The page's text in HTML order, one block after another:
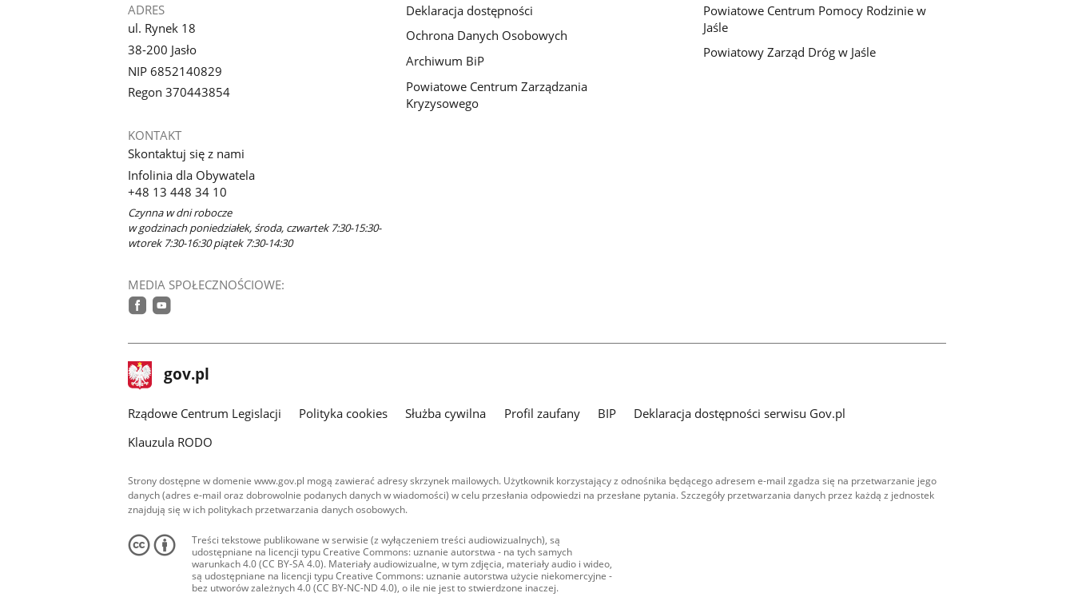
ADRES
ul. Rynek 18
38-200 Jasło
NIP 6852140829
Regon 370443854
KONTAKT
Skontaktuj się z nami
Infolinia dla Obywatela
+48 13 448 34 10
Czynna w dni robocze
w godzinach poniedziałek, środa, czwartek 7:30-15:30-
wtorek 7:30-16:30 piątek 7:30-14:30
MEDIA SPOŁECZNOŚCIOWE:
Deklaracja dostępności
Ochrona Danych Osobowych
Archiwum BiP
Powiatowe Centrum Zarządzania
Kryzysowego
Powiatowe Centrum Pomocy Rodzinie w
Jaśle
Powiatowy Zarząd Dróg w Jaśle
stopka
gov.pl Strona
gov.pl
Rządowe Centrum Legislacji Polityka cookies Służba cywilna Profil zaufany BIP
Deklaracja dostępności serwisu Gov.pl
Klauzula RODO
Strony dostępne w domenie www.gov.pl mogą zawierać adresy skrzynek mailowych. Użytkownik korzystający z odnośnika będącego adresem e-mail zgadza się na przetwarzanie jego
danych (adres e-mail oraz dobrowolnie podanych danych w wiadomości) w celu przesłania odpowiedzi na przesłane pytania. Szczegóły przetwarzania danych przez każdą z jednostek
znajdują się w ich politykach przetwarzania danych osobowych.
Treści tekstowe publikowane w serwisie (z wyłączeniem treści audiowizualnych), są
udostępniane na licencji typu Creative Commons: uznanie autorstwa - na tych samych
warunkach 4.0 (CC BY-SA 4.0). Materiały audiowizualne, w tym zdjęcia, materiały audio i wideo,
są udostępniane na licencji typu Creative Commons: uznanie autorstwa użycie niekomercyjne -
bez utworów zależnych 4.0 (CC BY-NC-ND 4.0), o ile nie jest to stwierdzone inaczej.